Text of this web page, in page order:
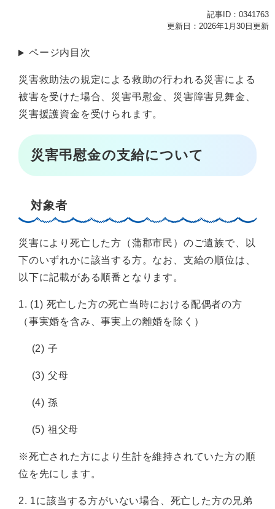
記事ID：0341763
更新日：2026年1月30日更新
ページ内目次
災害救助法の規定による救助の行われる災害による
被害を受けた場合、災害弔慰金、災害障害見舞金、
災害援護資金を受けられます。
災害弔慰金の支給について
対象者
災害により死亡した方（蒲郡市民）のご遺族で、以
下のいずれかに該当する方。なお、支給の順位は、
以下に記載がある順番となります。
1. (1) 死亡した方の死亡当時における配偶者の方
（事実婚を含み、事実上の離婚を除く）
(2) 子
(3) 父母
(4) 孫
(5) 祖父母
※死亡された方により生計を維持されていた方の順
位を先にします。
2. 1に該当する方がいない場合、死亡した方の兄弟